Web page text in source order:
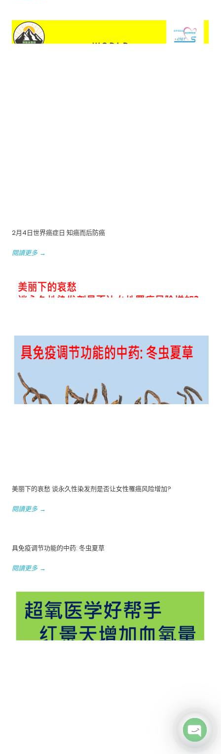
2月4日世界癌症日 知癌而后防癌
閱讀更多 →
美丽下的哀愁 谈永久性染发剂是否让女性罹癌风险增加?
閱讀更多 →
具免疫调节功能的中药: 冬虫夏草
閱讀更多 →
Open